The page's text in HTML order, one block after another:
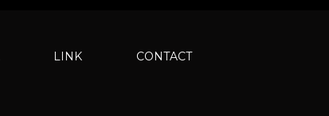
LINK CONTACT